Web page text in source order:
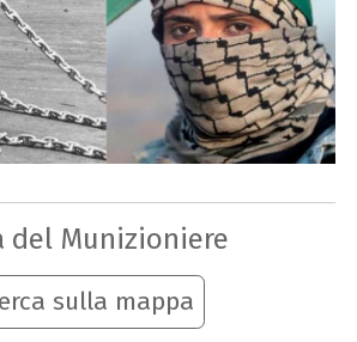
del Munizioniere
sulla mappa